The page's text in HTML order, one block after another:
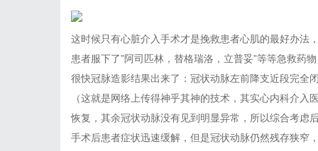
这时候只有心脏介入手术才是挽救患者心肌的最好办法
患者服下了”阿司匹林，替格瑞洛，立普妥”等等急救药
很快冠脉造影结果出来了：冠状动脉左前降支近段完全
（这就是网络上传得神乎其神的技术，其实心内科介
恢复，其余冠状动脉没有见到明显异常，所以综合考虑
手术后患者症状迅速缓解，但是冠状动脉仍然残存狭窄